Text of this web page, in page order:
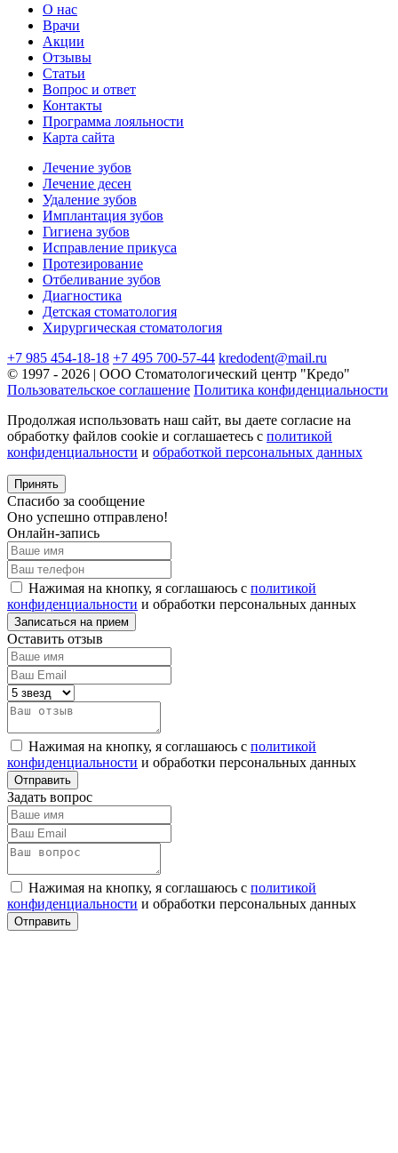
О нас
Врачи
Акции
Отзывы
Статьи
Вопрос и ответ
Контакты
Программа лояльности
Карта сайта
Лечение зубов
Лечение десен
Удаление зубов
Имплантация зубов
Гигиена зубов
Исправление прикуса
Протезирование
Отбеливание зубов
Диагностика
Детская стоматология
Хирургическая стоматология
+7 985 454-18-18 +7 495 700-57-44 kredodent@mail.ru
© 1997 - 2026 | ООО Стоматологический центр "Кредо"
Пользовательское соглашение Политика конфиденциальности
Продолжая использовать наш сайт, вы даете согласие на
обработку файлов cookie и соглашаетесь с политикой
конфиденциальности и обработкой персональных данных
Принять
Спасибо за сообщение
Оно успешно отправлено!
Онлайн-запись
Нажимая на кнопку, я соглашаюсь с политикой
конфиденциальности и обработки персональных данных
Оставить отзыв
Нажимая на кнопку, я соглашаюсь с политикой
конфиденциальности и обработки персональных данных
Задать вопрос
Нажимая на кнопку, я соглашаюсь с политикой
конфиденциальности и обработки персональных данных